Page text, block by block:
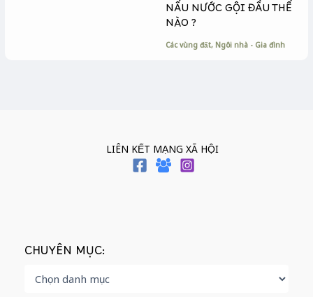
NẤU NƯỚC GỘI ĐẦU THẾ
NÀO ?
Các vùng đất, Ngôi nhà - Gia đình
LIÊN KẾT MẠNG XÃ HỘI
CHUYÊN MỤC: